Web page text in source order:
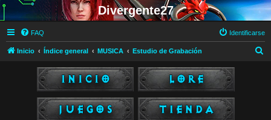
Divergente27
FAQ Identificarse
Inicio Índice general MUSICA Estudio de Grabación